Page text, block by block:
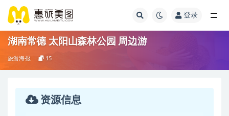
登录
湖南常德 太阳山森林公园 周边游
旅游海报 15
资源信息